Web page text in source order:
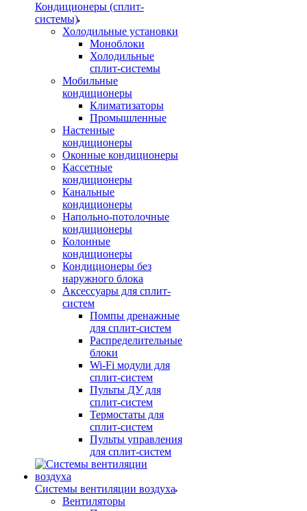
Кондиционеры (сплит-
системы)
Холодильные установки
Моноблоки
Холодильные
сплит-системы
Мобильные
кондиционеры
Климатизаторы
Промышленные
Настенные
кондиционеры
Оконные кондиционеры
Кассетные
кондиционеры
Канальные
кондиционеры
Напольно-потолочные
кондиционеры
Колонные
кондиционеры
Кондиционеры без
наружного блока
Аксессуары для сплит-
систем
Помпы дренажные
для сплит-систем
Распределительные
блоки
Wi-Fi модули для
сплит-систем
Пульты ДУ для
сплит-систем
Термостаты для
сплит-систем
Пульты управления
для сплит-систем
Системы вентиляции воздуха
Вентиляторы